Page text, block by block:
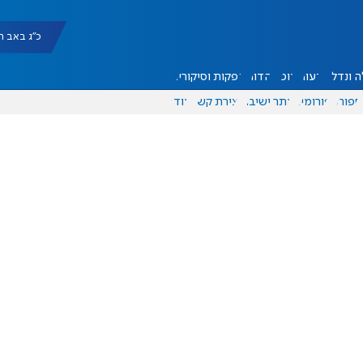
כ"ג באב תשפ"ו
ונדל"ן דעות אוכל יהדות הפקות וסיקורים
ספורט פורומים אתר ישיבה יצירת קשר עוד